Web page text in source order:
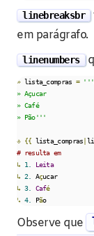
linebreaksbr
em parágrafo.
linenumbers
» lista_compras =
» Açucar
» Café
» Pão'''
⎀ {{ lista_compras|
# resulta em
↳ 1.
Leita
↳ 2. Aç
ucar
↳ 3. Café
↳ 4. Pão
Observe que